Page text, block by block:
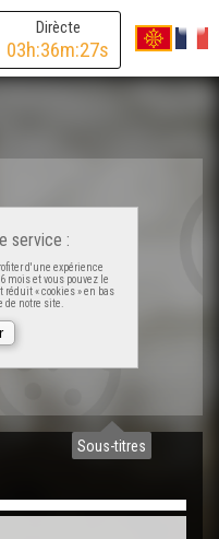
Dirècte
03h:36m:27s
Sous-titres
service :
d'une expérience
mois et vous pouvez le
« cookies » en bas
de notre site.
Occitanas